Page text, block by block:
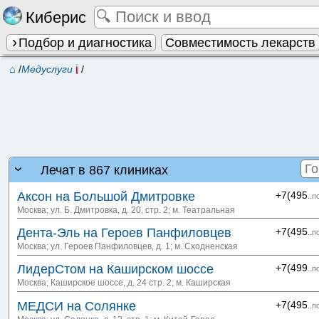
Киберис
Подбор и диагностика Совместимость лекарств
⌂ /Медуслуги /
Лечат в 867 клиниках
+7(495
Аксон на Большой Дмитровке
Москва; ул. Б. Дмитровка, д. 20, стр. 2; м. Театральная
+7(495
Дента-Эль на Героев Панфиловцев
Москва; ул. Героев Панфиловцев, д. 1; м. Сходненская
+7(499
ЛидерСтом на Каширском шоссе
Москва; Каширское шоссе, д. 24 стр. 2; м. Каширская
+7(495
МЕДСИ на Солянке